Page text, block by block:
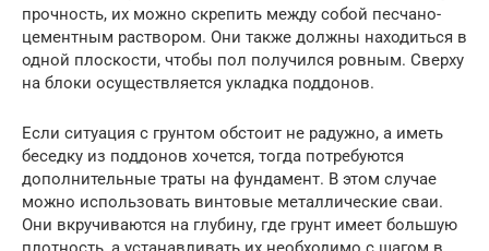
прочность, их можно скрепить между собой песчано-
цементным раствором. Они также должны находиться в
одной плоскости, чтобы пол получился ровным. Сверху
на блоки осуществляется укладка поддонов.
Если ситуация с грунтом обстоит не радужно, а иметь
беседку из поддонов хочется, тогда потребуются
дополнительные траты на фундамент. В этом случае
можно использовать винтовые металлические сваи.
Они вкручиваются на глубину, где грунт имеет большую